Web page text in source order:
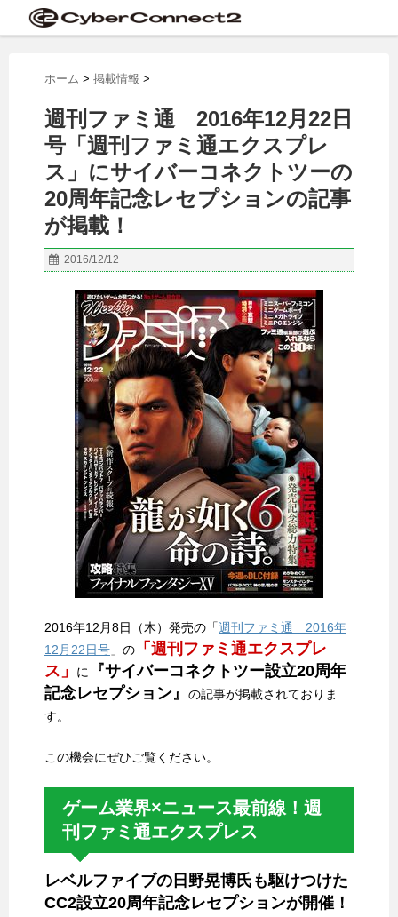
ホーム > 掲載情報 >
週刊ファミ通 2016年12月22日
号「週刊ファミ通エクスプレ
ス」にサイバーコネクトツーの
20周年記念レセプションの記事
が掲載！
2016/12/12
2016年12月8日（木）発売の「週刊ファミ通 2016年
12月22日号 」の
「週刊ファミ通エクスプレ
ス」
に
『サイバーコネクトツー設立20周年
記念レセプション』
の記事が掲載されておりま
す。
この機会にぜひご覧ください。
ゲーム業界×ニュース最前線！週
刊ファミ通エクスプレス
レベルファイブの日野晃博氏も駆けつけた
CC2設立20周年記念レセプションが開催！